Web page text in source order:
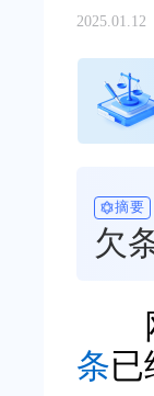
2025.01.12
摘要
欠
条